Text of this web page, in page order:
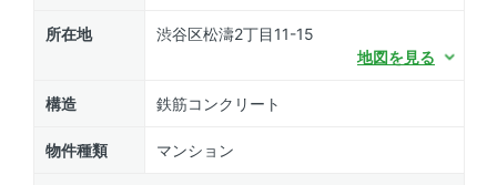
所在地
渋谷区松濤2丁目11-15
地図を見る
構造 鉄筋コンクリート
物件種類 マンション